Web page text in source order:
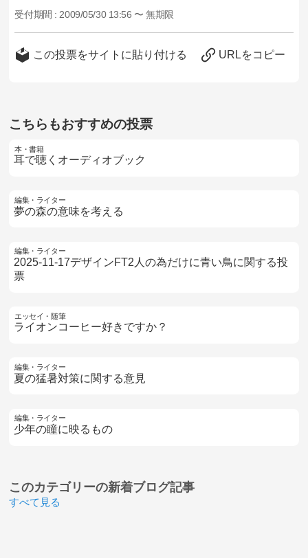
受付期間 : 2009/05/30 13:56 〜 無期限
この投票をサイトに貼り付ける URLをコピー
こちらもおすすめの投票
本・書籍
耳で聴くオーディオブック
編集・ライター
夢の森の意味を考える
編集・ライター
2025-11-17デザインFT2人の為だけに青い鳥に関する投
票
エッセイ・随筆
ライオンコーヒー好きですか？
編集・ライター
夏の猛暑対策に関する意見
編集・ライター
少年の瞳に映るもの
このカテゴリーの新着ブログ記事
すべて見る